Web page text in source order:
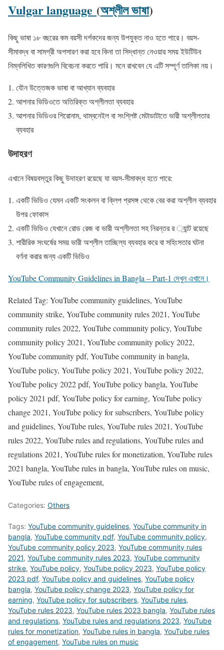
Vulgar language (অশ্লীল ভাষা)
কিছু ভাষা ১৮ বছরের কম বয়সী দর্শকদের জন্য উপযুক্ত নাও হতে পারে। বয়স-
সীমাবদ্ধ বা সামগ্রী অপসারণ করা হবে কিনা তা সিদ্ধান্ত নেওয়ার সময় ইউটিউব
নিম্নলিখিত কারণগুলি বিবেচনা করতে পারি। মনে রাখবেন যে এটি সম্পূর্ণ তালিকা নয়।
যৌন উত্তেজক ভাষা বা আখ্যান ব্যবহার
আপনার ভিডিওতে অতিরিক্ত অশ্লীলতা ব্যবহার
আপনার ভিডিওর শিরোনাম, থাম্বনেইল বা সংশ্লিষ্ট মেটাডাটাতে ভারী অশ্লীলতার
ব্যবহার
উদাহরণ
এখানে বিষয়বস্তুর কিছু উদাহরণ রয়েছে যা বয়স-সীমাবদ্ধ হতে পারে:
একটি ভিডিও যেমন একটি সংকলন বা ক্লিপ প্রসঙ্গ থেকে বের করা অশ্লীল ব্যবহার
উপর ফোকাস
একটি ভিডিও যেখানে রোড রেজ বা ভারী অশ্লীলতা সহ নিরন্তর র ্যান্ট রয়েছে
শারীরিক সংঘর্ষের সময় ভারী অশ্লীল তাচ্ছিল্য ব্যবহার করে বা সহিংসতার ঘটনা
বর্ণনা করার জন্য একটি ভিডিও
YouTube Community Guidelines in Bangla – Part-1 দেখুন এখানে।
Related Tag: YouTube community guidelines, YouTube
community strike, YouTube community rules 2021, YouTube
community rules 2022, YouTube community policy, YouTube
community policy 2021, YouTube community policy 2022,
YouTube community pdf, YouTube community in bangla,
YouTube policy, YouTube policy 2021, YouTube policy 2022,
YouTube policy 2022 pdf, YouTube policy bangla, YouTube
policy 2021 pdf, YouTube policy for earning, YouTube policy
change 2021, YouTube policy for subscribers, YouTube policy
and guidelines, YouTube rules, YouTube rules 2021, YouTube
rules 2022, YouTube rules and regulations, YouTube rules and
regulations 2021, YouTube rules for monetization, YouTube rules
2021 bangla, YouTube rules in bangla, YouTube rules on music,
YouTube rules of engagement,
Categories: Others
Tags: YouTube community guidelines, YouTube community in
bangla, YouTube community pdf, YouTube community policy,
YouTube community policy 2023, YouTube community rules
2021, YouTube community rules 2023, YouTube community
strike, YouTube policy, YouTube policy 2023, YouTube policy
2023 pdf, YouTube policy and guidelines, YouTube policy
bangla, YouTube policy change 2023, YouTube policy for
earning, YouTube policy for subscribers, YouTube rules,
YouTube rules 2023, YouTube rules 2023 bangla, YouTube rules
and regulations, YouTube rules and regulations 2023, YouTube
rules for monetization, YouTube rules in bangla, YouTube rules
of engagement, YouTube rules on music